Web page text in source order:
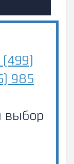
(499)
985
выбор